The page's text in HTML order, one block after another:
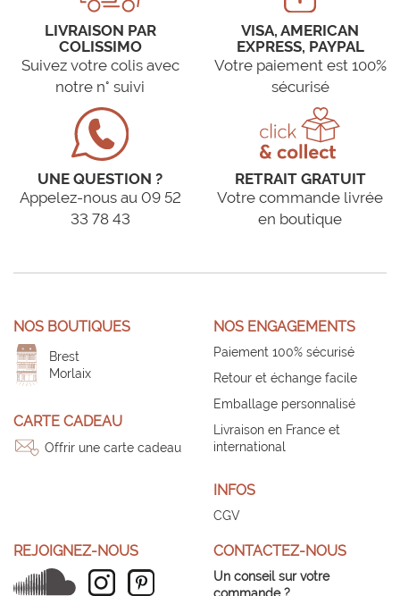
LIVRAISON PAR
COLISSIMO
Suivez votre colis avec
notre n° suivi
VISA, AMERICAN
EXPRESS, PAYPAL
Votre paiement est 100%
sécurisé
UNE QUESTION ?
Appelez-nous au 09 52
33 78 43
RETRAIT GRATUIT
Votre commande livrée
en boutique
NOS BOUTIQUES
Brest
Morlaix
CARTE CADEAU
Offrir une carte cadeau
NOS ENGAGEMENTS
Paiement 100% sécurisé
Retour et échange facile
Emballage personnalisé
Livraison en France et
international
INFOS
CGV
REJOIGNEZ-NOUS CONTACTEZ-NOUS
Un conseil sur votre